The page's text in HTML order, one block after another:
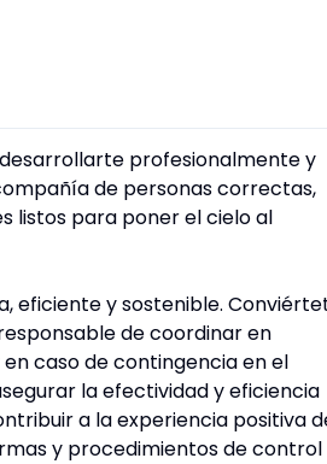
profesionalmente y
de personas correctas,
listos para poner el cielo al
eficiente y sostenible.
de coordinar en
caso de contingencia en el
la efectividad y eficiencia
a la experiencia positiva
y procedimientos de control